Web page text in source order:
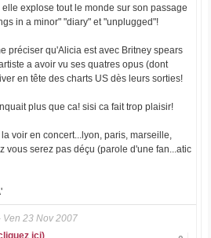
elle explose tout le monde sur son passage
in a minor" "diary" et "unplugged"!
préciser qu'Alicia est avec Britney spears
a avoir vu ses quatres opus (dont
en tête des charts US dès leurs sorties!
plus que ca! sisi ca fait trop plaisir!
voir en concert...lyon, paris, marseille,
vous serez pas déçu (parole d'une fan...atic
Ven 23 Nov 2007
ici)